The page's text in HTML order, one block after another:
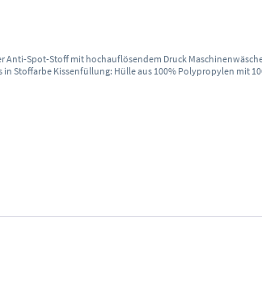
Spot-Stoff mit hochauflösendem Druck
Stoffarbe Kissenfüllung: Hülle aus 100% Polypropylen mit